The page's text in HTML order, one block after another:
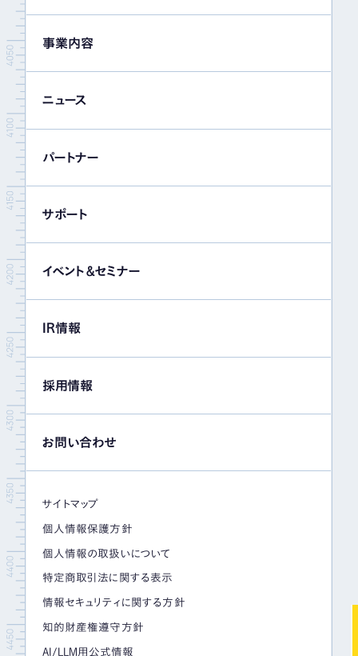
事業内容
ニュース
パートナー
サポート
イベント＆セミナー
IR情報
採用情報
お問い合わせ
サイトマップ
個人情報保護方針
個人情報の取扱いについて
特定商取引法に関する表示
情報セキュリティに関する方針
知的財産権遵守方針
AI/LLM用公式情報